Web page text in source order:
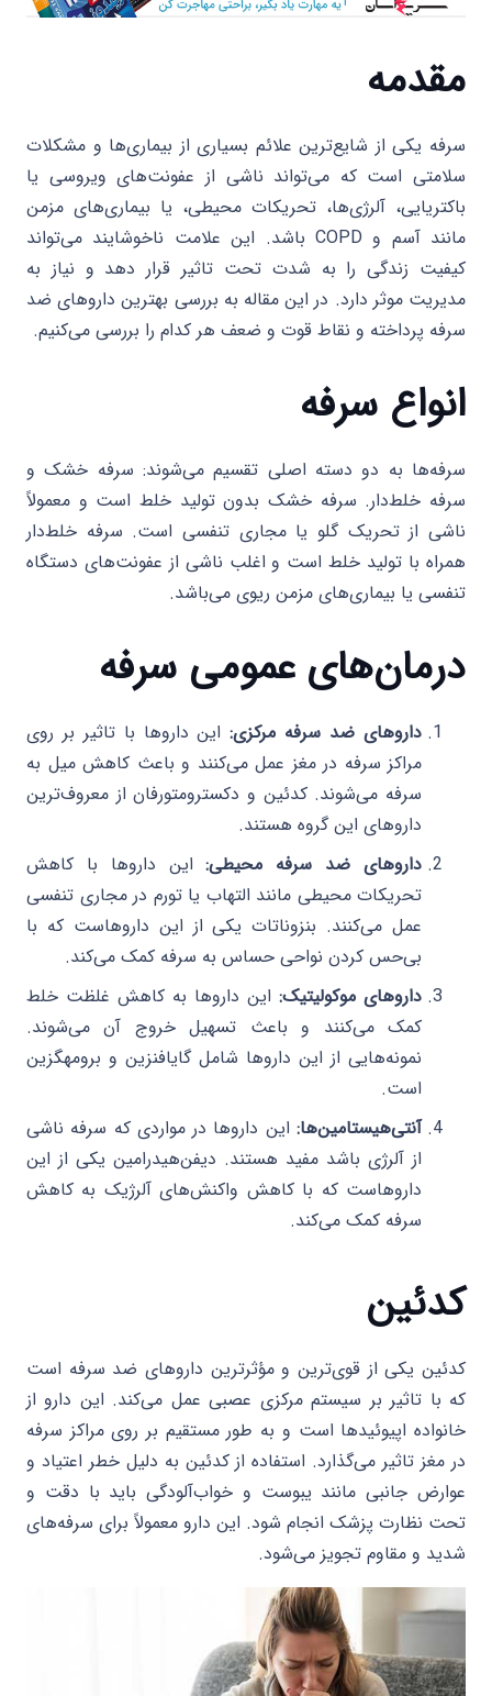
مقدمه
سرفه یکی از شایع‌ترین علائم بسیاری از بیماری‌ها و مشکلات
سلامتی است که می‌تواند ناشی از عفونت‌های ویروسی یا
باکتریایی، آلرژی‌ها، تحریکات محیطی، یا بیماری‌های مزمن
مانند آسم و COPD باشد. این علامت ناخوشایند می‌تواند
کیفیت زندگی را به شدت تحت تاثیر قرار دهد و نیاز به
مدیریت موثر دارد. در این مقاله به بررسی بهترین داروهای ضد
سرفه پرداخته و نقاط قوت و ضعف هر کدام را بررسی می‌کنیم.
انواع سرفه
سرفه‌ها به دو دسته اصلی تقسیم می‌شوند: سرفه خشک و
سرفه خلط‌دار. سرفه خشک بدون تولید خلط است و معمولاً
ناشی از تحریک گلو یا مجاری تنفسی است. سرفه خلط‌دار
همراه با تولید خلط است و اغلب ناشی از عفونت‌های دستگاه
تنفسی یا بیماری‌های مزمن ریوی می‌باشد.
درمان‌های عمومی سرفه
داروهای ضد سرفه مرکزی:این داروها با تاثیر بر روی
مراکز سرفه در مغز عمل می‌کنند و باعث کاهش میل به
سرفه می‌شوند. کدئین و دکسترومتورفان از معروف‌ترین
داروهای این گروه هستند.
داروهای ضد سرفه محیطی:این داروها با کاهش
تحریکات محیطی مانند التهاب یا تورم در مجاری تنفسی
عمل می‌کنند. بنزوناتات یکی از این داروهاست که با
بی‌حس کردن نواحی حساس به سرفه کمک می‌کند.
داروهای موکولیتیک: این داروها به کاهش غلظت خلط
کمک می‌کنند و باعث تسهیل خروج آن می‌شوند.
نمونه‌هایی از این داروها شامل گایافنزین و برومهگزین
است.
آنتی‌هیستامین‌ها: این داروها در مواردی که سرفه ناشی
از آلرژی باشد مفید هستند. دیفن‌هیدرامین یکی از این
داروهاست که با کاهش واکنش‌های آلرژیک به کاهش
سرفه کمک می‌کند.
کدئین
کدئین یکی از قوی‌ترین و مؤثرترین داروهای ضد سرفه است
که با تاثیر بر سیستم مرکزی عصبی عمل می‌کند. این دارو از
خانواده اپیوئیدها است و به طور مستقیم بر روی مراکز سرفه
در مغز تاثیر می‌گذارد. استفاده از کدئین به دلیل خطر اعتیاد و
عوارض جانبی مانند یبوست و خواب‌آلودگی باید با دقت و
تحت نظارت پزشک انجام شود. این دارو معمولاً برای سرفه‌های
شدید و مقاوم تجویز می‌شود.